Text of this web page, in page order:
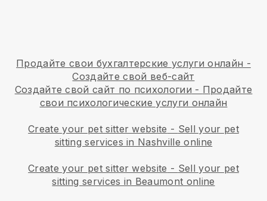
Продайте свои бухгалтерские услуги онлайн -
Создайте свой веб-сайт
Создайте свой сайт по психологии - Продайте
свои психологические услуги онлайн
Create your pet sitter website - Sell your pet
sitting services in Nashville online
Create your pet sitter website - Sell your pet
sitting services in Beaumont online